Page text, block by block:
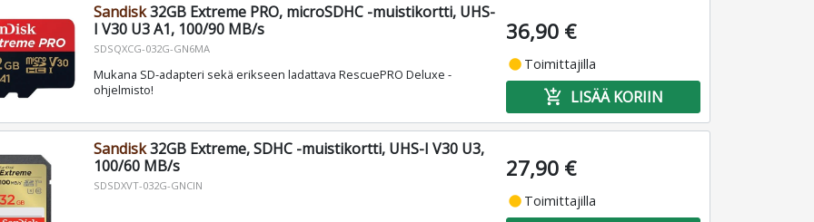
Sandisk32GB Extreme PRO, microSDHC -muistikortti, UHS-
I V30 U3 A1, 100/90 MB/s
SDSQXCG-032G-GN6MA
Mukana SD-adapteri sekä erikseen ladattava RescuePRO Deluxe -
ohjelmisto!
36,90 €
fiber_manual_record Toimittajilla
add_shopping_cart LISÄÄ KORIIN
Sandisk32GB Extreme, SDHC -muistikortti, UHS-I V30 U3,
100/60 MB/s
SDSDXVT-032G-GNCIN
27,90 €
fiber_manual_record Toimittajilla